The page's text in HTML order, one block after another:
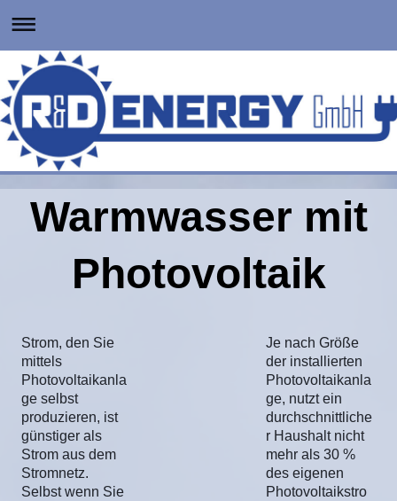
Warmwasser mit
Photovoltaik
Strom, den Sie
mittels
Photovoltaikanla
ge selbst
produzieren, ist
günstiger als
Strom aus dem
Stromnetz.
Selbst wenn Sie
Je nach Größe
der installierten
Photovoltaikanla
ge, nutzt ein
durchschnittliche
r Haushalt nicht
mehr als 30 %
des eigenen
Photovoltaikstro